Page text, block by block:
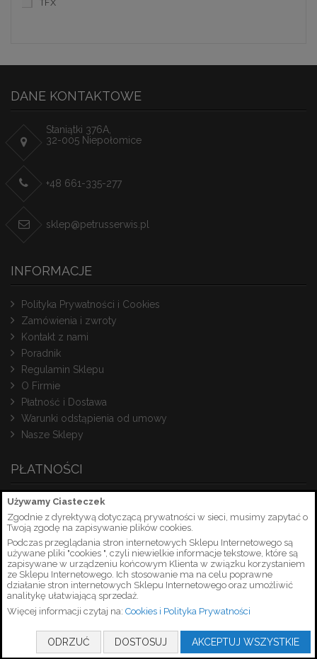
Używamy Ciasteczek
Zgodnie z dyrektywą dotyczącą prywatności w sieci, musimy zapytać o
Twoją zgodę na zapisywanie plików cookies.
Podczas przeglądania stron internetowych Sklepu Internetowego są
używane pliki "cookies ", czyli niewielkie informacje tekstowe, które są
zapisywane w urządzeniu końcowym Klienta w związku korzystaniem
ze Sklepu Internetowego. Ich stosowanie ma na celu poprawne
działanie stron internetowych Sklepu Internetowego oraz umożliwić
analitykę ułatwiającą sprzedaż.
Więcej informacji czytaj na: Cookies i Polityka Prywatności
ODRZUĆ DOSTOSUJ AKCEPTUJ WSZYSTKIE
TFX
DANE KONTAKTOWE
Staniątki 376A,
32-005 Niepołomice
+48 661-335-277
sklep@petrusserwis.pl
INFORMACJE
Polityka Prywatności i Cookies
Zamówienia i zwroty
Kontakt z nami
Poradnik
Regulamin Sklepu
O Firmie
Płatność i Dostawa
Warunki odstąpienia od umowy
Nasze Sklepy
PŁATNOŚCI
Copyright © 2026 PetrusSerwis.pl